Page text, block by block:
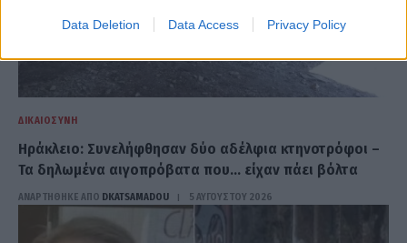
Data Deletion Data Access Privacy Policy
ΔΙΚΑΙΟΣΎΝΗ
Ηράκλειο: Συνελήφθησαν δύο αδέλφια κτηνοτρόφοι –
Τα δηλωμένα αιγοπρόβατα που… είχαν πάει βόλτα
ΑΝΑΡΤΗΘΗΚΕ ΑΠΟ DKATSAMADOU 5 ΑΥΓΟΎΣΤΟΥ 2026